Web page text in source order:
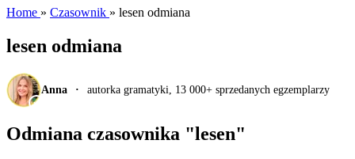
Home » Czasownik » lesen odmiana
lesen odmiana
Anna autorka gramatyki, 13 000+ sprzedanych egzemplarzy
Odmiana czasownika "lesen"